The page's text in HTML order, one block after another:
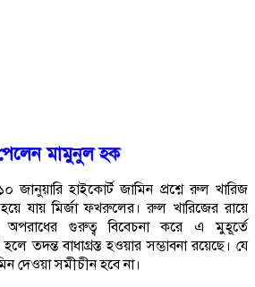
মামুনুল হক
জানুয়ারি হাইকোর্ট জামিন প্রশ্নে রুল খারিজ
যায় মির্জা ফখরুলের। রুল খারিজের রায়ে
গুরুত্ব বিবেচনা করে এ মুহূর্তে
তদন্ত বাধাগ্রস্ত হওয়ার সম্ভাবনা রয়েছে। যে
দেওয়া সমীচীন হবে না।